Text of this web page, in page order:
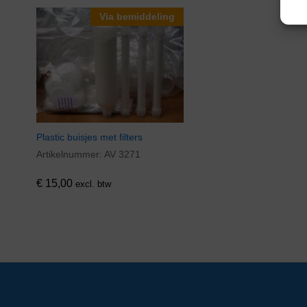
Via bemiddeling
Plastic buisjes met filters
Artikelnummer: AV 3271
€ 15,00 excl. btw